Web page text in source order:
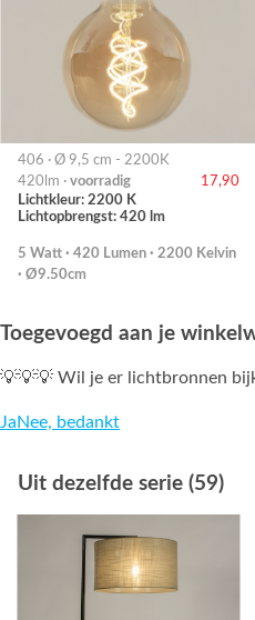
406 · Ø 9,5 cm - 2200K
420lm · voorradig
17,90
Lichtkleur: 2200 K
Lichtopbrengst: 420 lm
5 Watt · 420 Lumen · 2200 Kelvin
· Ø9.50cm
Toegevoegd aan je
💡💡💡 Wil je er lichtbronnen
JaNee, bedankt
Uit dezelfde serie (59)